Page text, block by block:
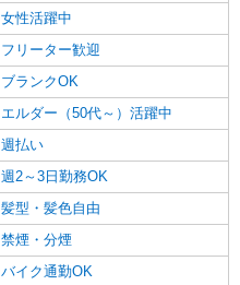
女性活躍中
フリーター歓迎
ブランクOK
エルダー（50代～）活躍中
週払い
週2～3日勤務OK
髪型・髪色自由
禁煙・分煙
バイク通勤OK